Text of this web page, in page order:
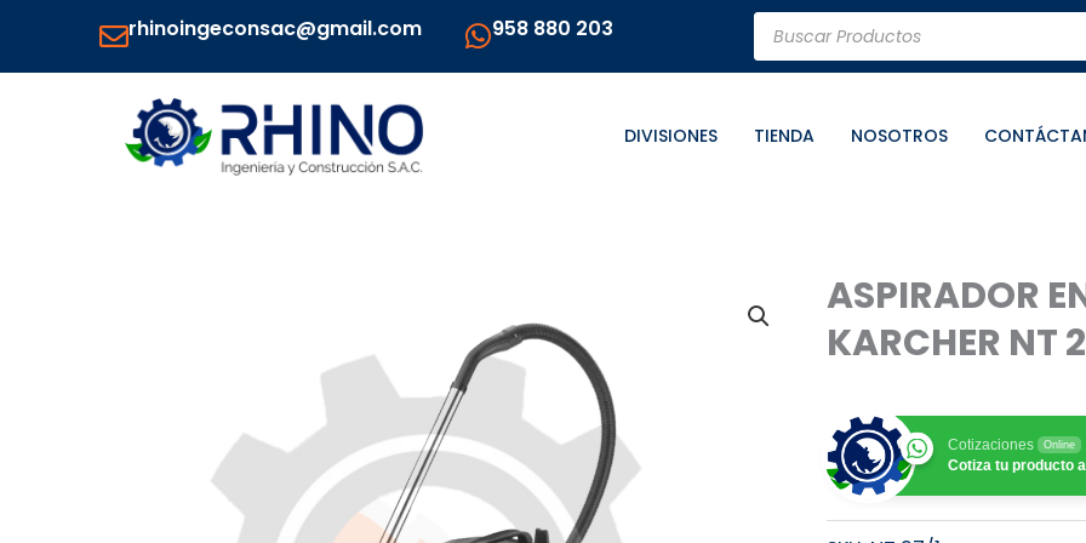
rhinoingeconsac@gmail.com 958 880 203 Búsqueda
de
productos
DIVISIONES TIENDA NOSOTROS
ASPIRADOR
KARCHER NT
Cotizaciones Online
Cotiza tu producto